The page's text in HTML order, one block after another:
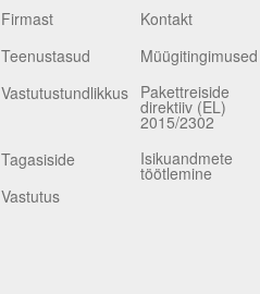
Firmast
Kontakt
Teenustasud
Müügitingimused
Vastutustundlikkus Pakettreiside
direktiiv (EL)
2015/2302
Tagasiside
Isikuandmete
töötlemine
Vastutus